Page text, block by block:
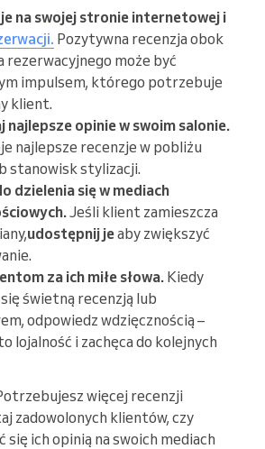
na swojej stronie internetowej i
Pozytywna recenzja obok
rezerwacyjnego może być
impulsem, którego potrzebuje
klient.
najlepsze opinie w swoim salonie.
najlepsze recenzje w pobliżu
stanowisk stylizacji.
dzielenia się w mediach
Jeśli klient zamieszcza
udostępnij jeaby zwiększyć
za ich miłe słowa. Kiedy
świetną recenzją lub
odpowiedz wdzięcznością –
lojalność i zachęca do kolejnych
więcej recenzji
zadowolonych klientów, czy
się ich opinią na swoich mediach